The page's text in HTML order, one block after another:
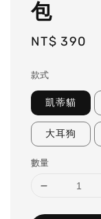
包
Regular
NT$ 390
款式
凱蒂貓
大耳狗
數量